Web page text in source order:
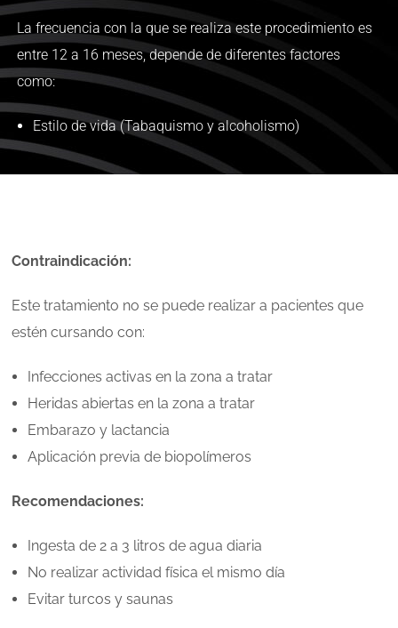
La frecuencia con la que se realiza este procedimiento es
entre 12 a 16 meses, depende de diferentes factores
como:
Estilo de vida (Tabaquismo y alcoholismo)
Contraindicación:
Este tratamiento no se puede realizar a pacientes que
estén cursando con:
Infecciones activas en la zona a tratar
Heridas abiertas en la zona a tratar
Embarazo y lactancia
Aplicación previa de biopolímeros
Recomendaciones:
Ingesta de 2 a 3 litros de agua diaria
No realizar actividad física el mismo día
Evitar turcos y saunas